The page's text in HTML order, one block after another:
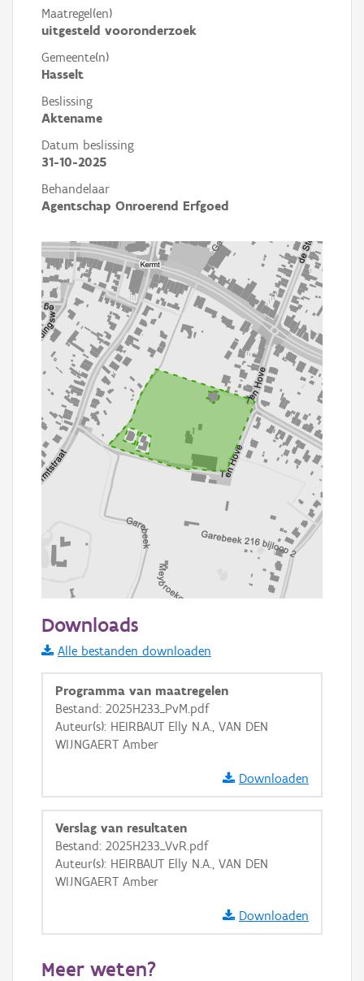
Maatregel(en)
uitgesteld vooronderzoek
Gemeente(n)
Hasselt
Beslissing
Aktename
Datum beslissing
31-10-2025
Behandelaar
Agentschap Onroerend Erfgoed
Informatie Vlaanderen
i
+ −
Basis Lagen
OSM-Basiskaart
GRB-Basiskaart
GRB-Basiskaart in grijswaarden
Downloads
Alle bestanden downloaden
Programma van maatregelen
Bestand: 2025H233_PvM.pdf
Auteur(s): HEIRBAUT Elly N.A., VAN DEN
WIJNGAERT Amber
Downloaden
Verslag van resultaten
Bestand: 2025H233_VvR.pdf
Auteur(s): HEIRBAUT Elly N.A., VAN DEN
WIJNGAERT Amber
Downloaden
Meer weten?